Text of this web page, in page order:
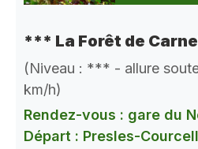
*** La Forêt de
(Niveau : *** - allure
km/h)
Rendez-vous : gare du
Départ : Presles-